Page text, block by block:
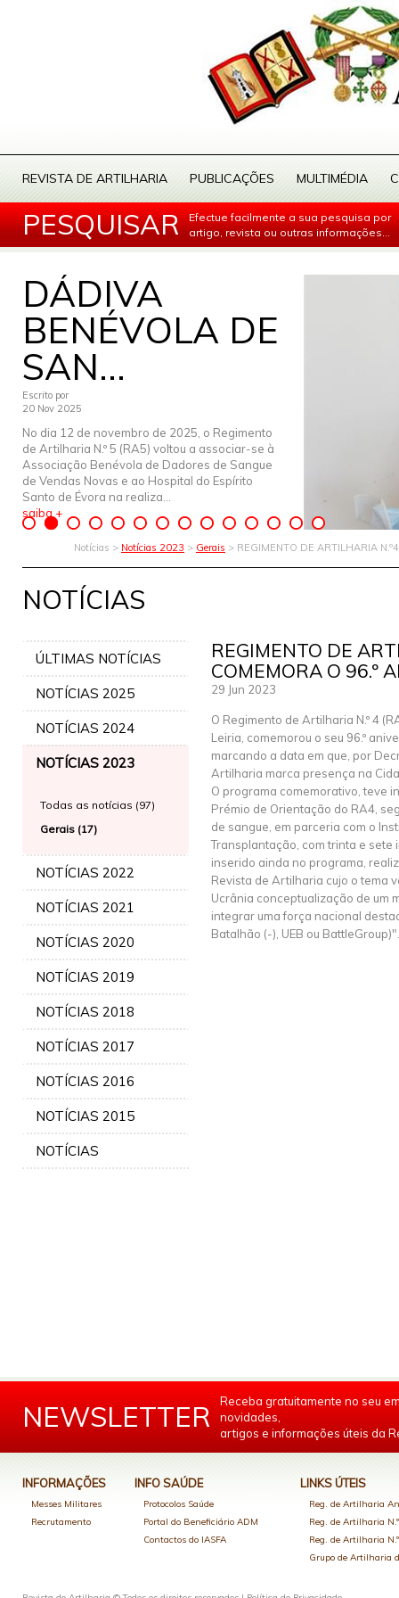
REVISTA DE ARTILHARIA PUBLICAÇÕES MULTIMÉDIA
PESQUISAR
Efectue facilmente a sua pesquisa por
artigo, revista ou outras informações...
DÁDIVA
BENÉVOLA DE
SAN...
Escrito por
20 Nov 2025
No dia 12 de novembro de 2025, o Regimento
de Artilharia N.º 5 (RA5) voltou a associar-se à
Associação Benévola de Dadores de Sangue
de Vendas Novas e ao Hospital do Espírito
Santo de Évora na realiza...
saiba +
Notícias > Notícias 2023 > Gerais > REGIMENTO DE ARTILHARIA
NOTÍCIAS
ÚLTIMAS NOTÍCIAS
NOTÍCIAS 2025
NOTÍCIAS 2024
NOTÍCIAS 2023
Todas as notícias (97)
Gerais (17)
NOTÍCIAS 2022
NOTÍCIAS 2021
NOTÍCIAS 2020
NOTÍCIAS 2019
NOTÍCIAS 2018
NOTÍCIAS 2017
NOTÍCIAS 2016
NOTÍCIAS 2015
NOTÍCIAS
REGIMENTO DE
COMEMORA O 96.º
29 Jun 2023
O Regimento de Artilharia N.º 4
Leiria, comemorou o seu 96.º
marcando a data em que, por
Artilharia marca presença na
O programa comemorativo, teve
Prémio de Orientação do RA4,
de sangue, em parceria com o
Transplantação, com trinta e sete
inserido ainda no programa,
Revista de Artilharia cujo o tema
Ucrânia conceptualização de um
integrar uma força nacional
Batalhão (-), UEB ou BattleGroup)".
NEWSLETTER
Receba gratuitamente no seu
novidades,
artigos e informações úteis da
INFORMAÇÕES
Messes Militares
Recrutamento
INFO SAÚDE
Protocolos Saúde
Portal do Beneficiário ADM
Contactos do IASFA
LINKS ÚTEIS
Reg. de Artilharia
Reg. de Artilharia
Reg. de Artilharia
Grupo de Artilharia